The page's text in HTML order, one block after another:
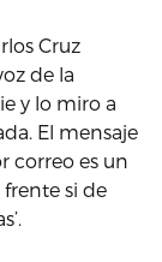
Cruz
de la
y lo miro a
El mensaje
correo es un
si de